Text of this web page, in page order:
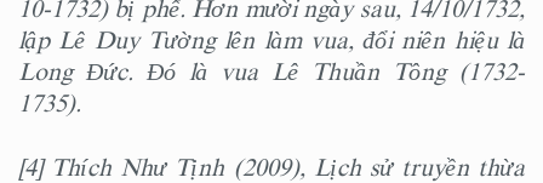
10-1732) bị phế. Hơn mười ngày sau, 14/10/1732,
lập Lê Duy Tường lên làm vua, đổi niên hiệu là
Long Đức. Đó là vua Lê Thuần Tông (1732-
1735).
[4] Thích Như Tịnh (2009), Lịch sử truyền thừa